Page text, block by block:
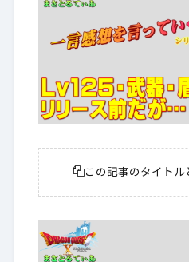
この記事のタイトル